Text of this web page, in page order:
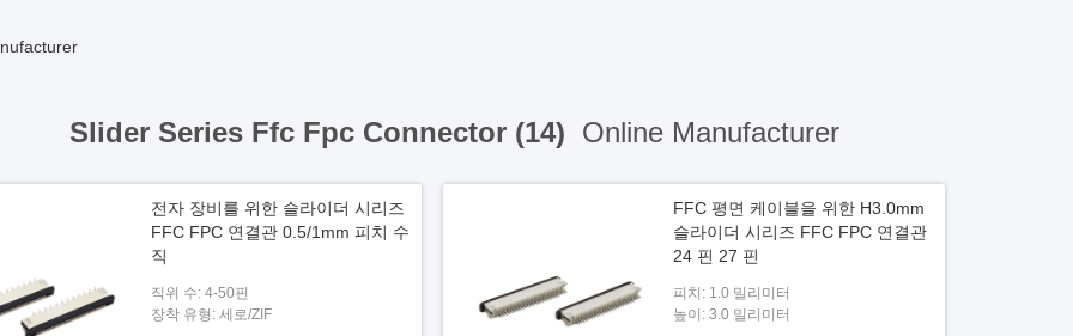
Slider Series Ffc Fpc Connector (14) Online Manufacturer
전자 장비를 위한 슬라이더 시리즈
FFC FPC 연결관 0.5/1mm 피치 수
직
직위 수: 4-50핀
장착 유형: 세로/ZIF
FFC 평면 케이블을 위한 H3.0mm
슬라이더 시리즈 FFC FPC 연결관
24 핀 27 핀
피치: 1.0 밀리미터
높이: 3.0 밀리미터